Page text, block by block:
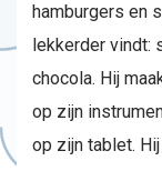
hamburgers en
lekkerder vindt:
chocola. Hij
op zijn
op zijn tablet.